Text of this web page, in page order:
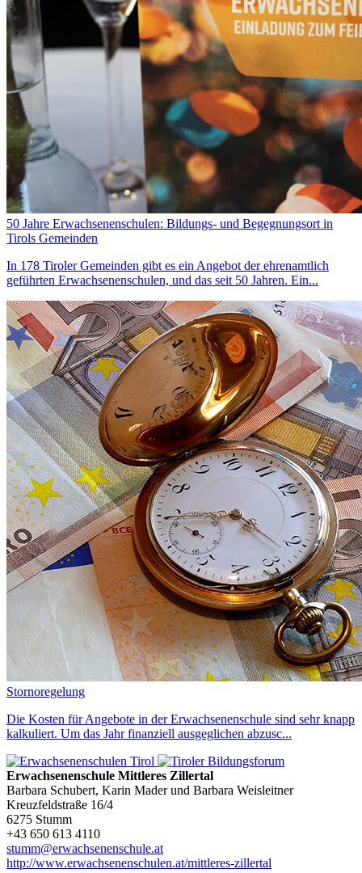
50 Jahre Erwachsenenschulen: Bildungs- und Begegnungsort in
Tirols Gemeinden
In 178 Tiroler Gemeinden gibt es ein Angebot der ehrenamtlich
geführten Erwachsenenschulen, und das seit 50 Jahren. Ein...
Stornoregelung
Die Kosten für Angebote in der Erwachsenenschule sind sehr knapp
kalkuliert. Um das Jahr finanziell ausgeglichen abzusc...
Erwachsenenschule Mittleres Zillertal
Barbara Schubert, Karin Mader und Barbara Weisleitner
Kreuzfeldstraße 16/4
6275 Stumm
+43 650 613 4110
stumm@erwachsenenschule.at
http://www.erwachsenenschulen.at/mittleres-zillertal